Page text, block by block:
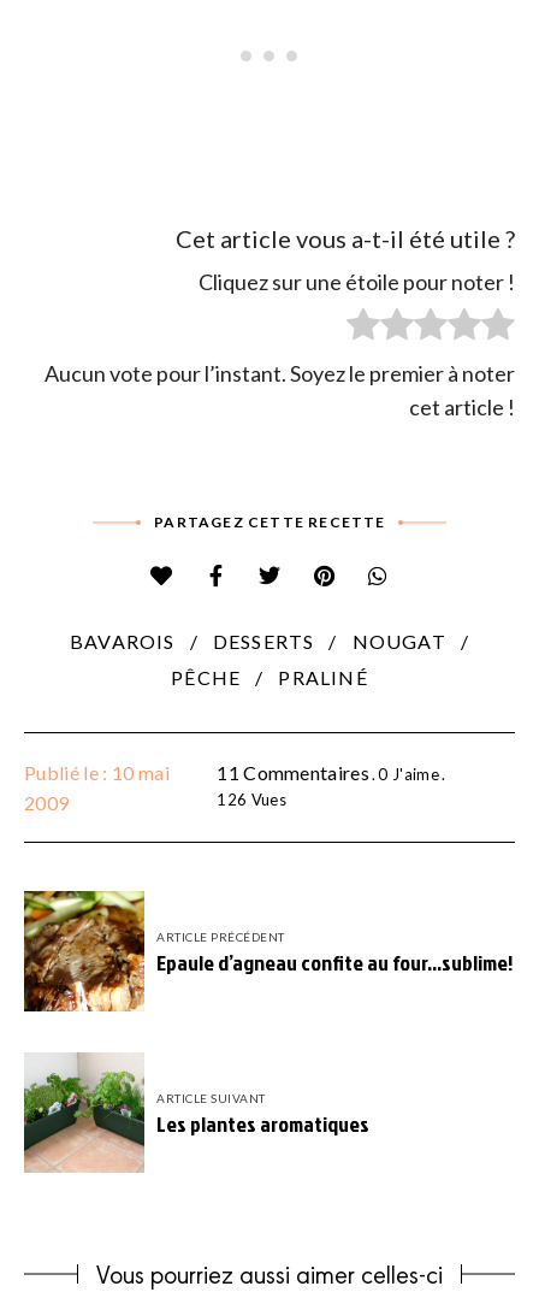
Cet article vous a-t-il été utile ?
Cliquez sur une étoile pour noter !
Aucun vote pour l’instant. Soyez le premier à noter
cet article !
PARTAGEZ CETTE RECETTE
BAVAROIS DESSERTS
NOUGAT
PÊCHE
PRALINÉ
Publié le : 10 mai
2009
11 Commentaires 0 J'aime
126 Vues
ARTICLE PRÉCÉDENT
Epaule d’agneau confite au four…sublime!
ARTICLE SUIVANT
Les plantes aromatiques
Vous pourriez aussi aimer celles-ci